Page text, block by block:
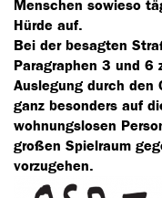
Menschen sowieso
Hürde auf.
Bei der besagten
Paragraphen 3 und 6
Auslegung durch den
ganz besonders auf
wohnungslosen
großen Spielraum
vorzugehen.